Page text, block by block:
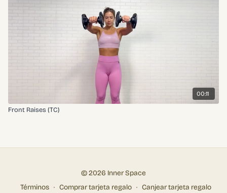
00:11
Front Raises (TC)
© 2026 Inner Space
Términos ∙ Comprar tarjeta regalo ∙ Canjear tarjeta regalo